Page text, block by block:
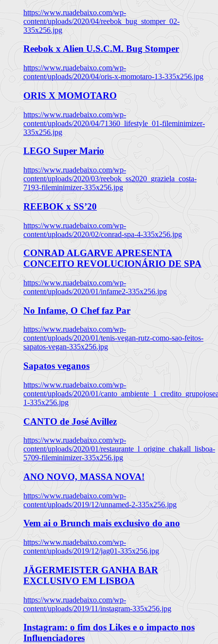
https://www.ruadebaixo.com/wp-
content/uploads/2020/04/reebok_bug_stomper_02-
335x256.jpg
Reebok x Alien U.S.C.M. Bug Stomper
https://www.ruadebaixo.com/wp-
content/uploads/2020/04/oris-x-momotaro-13-335x256.jpg
ORIS X MOMOTARO
https://www.ruadebaixo.com/wp-
content/uploads/2020/04/71360_lifestyle_01-fileminimizer-
335x256.jpg
LEGO Super Mario
https://www.ruadebaixo.com/wp-
content/uploads/2020/03/reebok_ss2020_graziela_costa-
7193-fileminimizer-335x256.jpg
REEBOK x SS’20
https://www.ruadebaixo.com/wp-
content/uploads/2020/02/conrad-spa-4-335x256.jpg
CONRAD ALGARVE APRESENTA
CONCEITO REVOLUCIONÁRIO DE SPA
https://www.ruadebaixo.com/wp-
content/uploads/2020/01/infame2-335x256.jpg
No Infame, O Chef faz Par
https://www.ruadebaixo.com/wp-
content/uploads/2020/01/tenis-vegan-rutz-como-sao-feitos-
sapatos-vegan-335x256.jpg
Sapatos veganos
https://www.ruadebaixo.com/wp-
content/uploads/2020/01/
1-335x256.jpg
CANTO de José Avillez
https://www.ruadebaixo.com/wp-
content/uploads/2020/01/restaurante_l_origine_chakall_lisboa-
5709-fileminimizer-335x256.jpg
ANO NOVO, MASSA NOVA!
https://www.ruadebaixo.com/wp-
content/uploads/2019/12/unnamed-2-335x256.jpg
Vem ai o Brunch mais exclusivo do ano
https://www.ruadebaixo.com/wp-
content/uploads/2019/12/jag01-335x256.jpg
JÄGERMEISTER GANHA BAR
EXCLUSIVO EM LISBOA
https://www.ruadebaixo.com/wp-
content/uploads/2019/11/instagram-335x256.jpg
Instagram: o fim dos Likes e o impacto nos
Influenciadores